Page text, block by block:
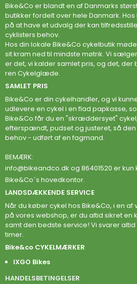
Bike&Co er blandt en af Danmarks
butikker fordelt over hele Danmark.
på at have et udvalg der kan
cyklisters behov.
Hos din lokale Bike&Co cykelbutik
sit kram ned til mindste møtrik. Vi
er det, vi kalder samlet pris, og det, der
ren Cykelglæde.
SAMLET PRIS
Bike&Co er din cykelhandler, og vi
udlevere en cykel i en flad papkasse,
Bike&Co får du en "skræddersyet"
efterspændt, pudset og justeret, så
behov - udført af en fagmand.
BEMÆRK:
info@bikeandco.dk og 86401520 er
Bike&Co´s hovedkontor.
LANDSDÆKKENDE SERVICE
Når du køber cykel hos Bike&Co, i en
på vores webshop, er du altid sikret en
samt den bedste service! Vi svarer
timer.
Bike&co CYKELMÆRKER
IXGO Bikes
HANDELSBETINGELSER